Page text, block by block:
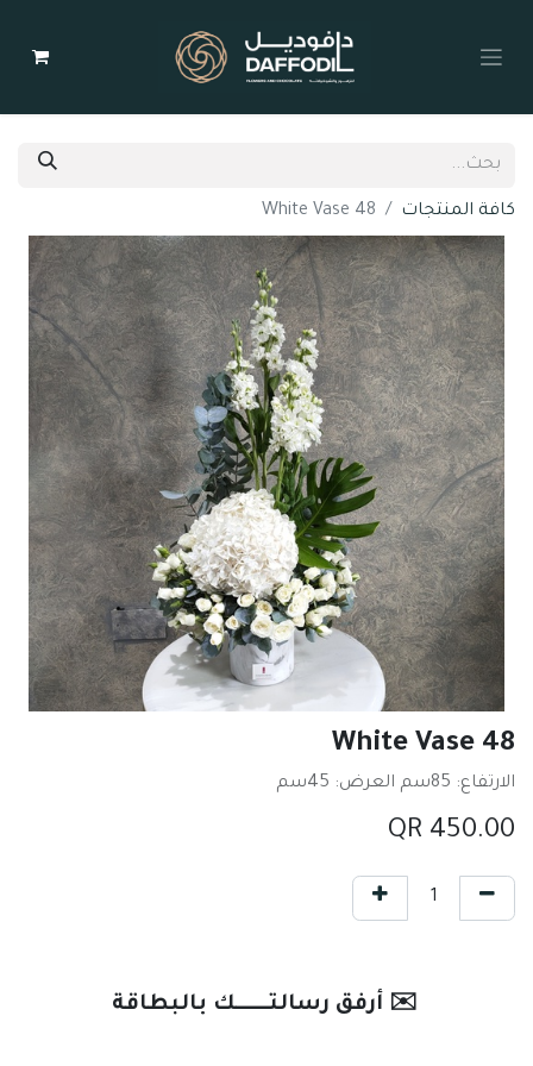
كافة المنتجات White Vase 48
White Vase 48
الارتفاع: 85سم العرض: 45سم
450.00
✉️ أرفق رسالتـــــــك بالبطاقة